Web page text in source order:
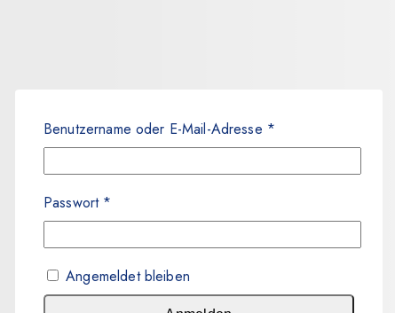
Benutzername oder E-Mail-Adresse *
Passwort *
Angemeldet bleiben